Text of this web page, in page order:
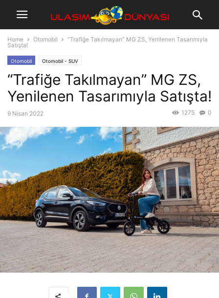
Home Otomobil
“Trafiğe Takılmayan” MG ZS, Yenilenen Tasarımıyla
Satışta!
Otomobil Otomobil - SUV
“Trafiğe Takılmayan” MG ZS,
Yenilenen Tasarımıyla Satışta!
9 Nisan 2022 0
1275